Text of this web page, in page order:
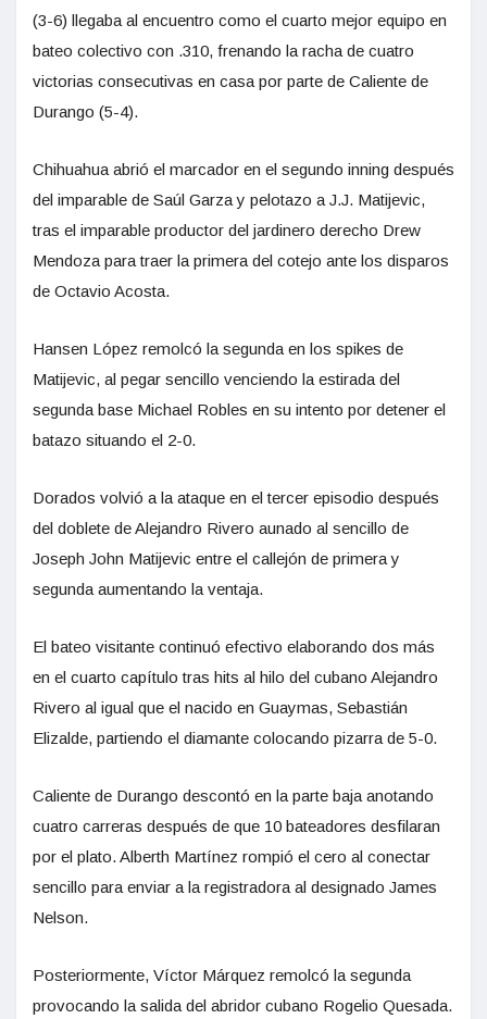
(3-6) llegaba al encuentro como el cuarto mejor equipo en
bateo colectivo con .310, frenando la racha de cuatro
victorias consecutivas en casa por parte de Caliente de
Durango (5-4).
Chihuahua abrió el marcador en el segundo inning después
del imparable de Saúl Garza y pelotazo a J.J. Matijevic,
tras el imparable productor del jardinero derecho Drew
Mendoza para traer la primera del cotejo ante los disparos
de Octavio Acosta.
Hansen López remolcó la segunda en los spikes de
Matijevic, al pegar sencillo venciendo la estirada del
segunda base Michael Robles en su intento por detener el
batazo situando el 2-0.
Dorados volvió a la ataque en el tercer episodio después
del doblete de Alejandro Rivero aunado al sencillo de
Joseph John Matijevic entre el callejón de primera y
segunda aumentando la ventaja.
El bateo visitante continuó efectivo elaborando dos más
en el cuarto capítulo tras hits al hilo del cubano Alejandro
Rivero al igual que el nacido en Guaymas, Sebastián
Elizalde, partiendo el diamante colocando pizarra de 5-0.
Caliente de Durango descontó en la parte baja anotando
cuatro carreras después de que 10 bateadores desfilaran
por el plato. Alberth Martínez rompió el cero al conectar
sencillo para enviar a la registradora al designado James
Nelson.
Posteriormente, Víctor Márquez remolcó la segunda
provocando la salida del abridor cubano Rogelio Quesada.